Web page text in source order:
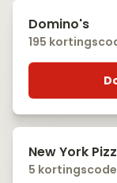
Domino's
195
New York
5